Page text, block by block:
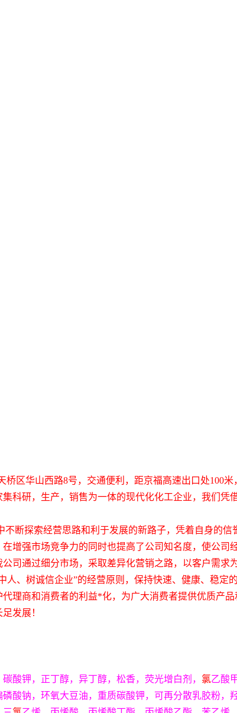
桥区华山西路8号，交通便利，距京福高速出口处100米
科研，生产，销售为一体的现代化化工企业，我们凭
断探索经营思路和利于发展的新路子，凭着自身的
增强市场竞争力的同时也提高了公司知名度，使公司
司通过细分市场，采取差异化营销之路，以客户需求
人、树诚信企业”的经营原则，保持快速、健康、稳定
理商和消费者的利益*化，为广大消费者提供优质产
发展！
酸钾，正丁醇，异丁醇，松香，荧光增白剂， 氯乙酸
酸钠，环氧大豆油，重质碳酸钾，可再分散乳胶粉，